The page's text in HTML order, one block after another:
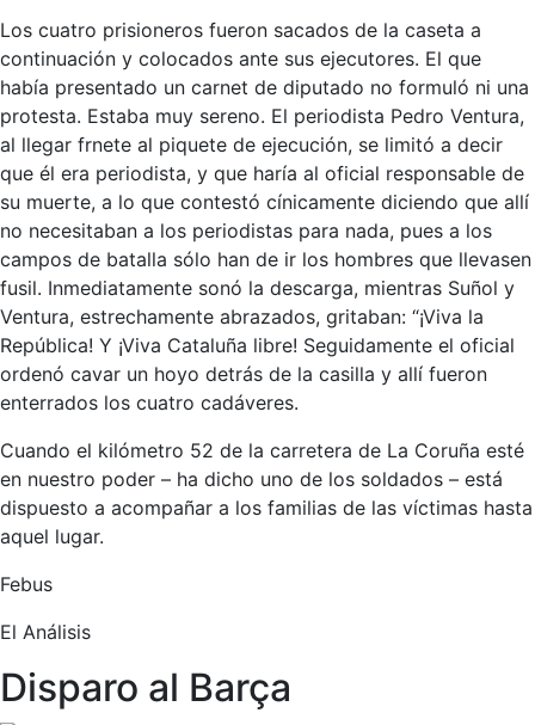
Los cuatro prisioneros fueron sacados de la caseta a
continuación y colocados ante sus ejecutores. El que
había presentado un carnet de diputado no formuló ni una
protesta. Estaba muy sereno. El periodista Pedro Ventura,
al llegar frnete al piquete de ejecución, se limitó a decir
que él era periodista, y que haría al oficial responsable de
su muerte, a lo que contestó cínicamente diciendo que allí
no necesitaban a los periodistas para nada, pues a los
campos de batalla sólo han de ir los hombres que llevasen
fusil. Inmediatamente sonó la descarga, mientras Suñol y
Ventura, estrechamente abrazados, gritaban: “¡Viva la
República! Y ¡Viva Cataluña libre! Seguidamente el oficial
ordenó cavar un hoyo detrás de la casilla y allí fueron
enterrados los cuatro cadáveres.
Cuando el kilómetro 52 de la carretera de La Coruña esté
en nuestro poder – ha dicho uno de los soldados – está
dispuesto a acompañar a los familias de las víctimas hasta
aquel lugar.
Febus
El Análisis
Disparo al Barça